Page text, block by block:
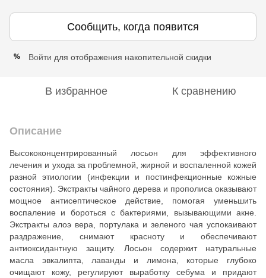
Сообщить, когда появится
% Войти для отображения накопительной скидки
В избранное К сравнению
Описание
Высококонцентрированный лосьон для эффективного
лечения и ухода за проблемной, жирной и воспаленной кожей
разной этиологии (инфекции и постинфекционные кожные
состояния). Экстракты чайного дерева и прополиса оказывают
мощное антисептическое действие, помогая уменьшить
воспаление и бороться с бактериями, вызывающими акне.
Экстракты алоэ вера, портулака и зеленого чая успокаивают
раздражение, снимают красноту и обеспечивают
антиоксидантную защиту. Лосьон содержит натуральные
масла эвкалипта, лаванды и лимона, которые глубоко
очищают кожу, регулируют выработку себума и придают